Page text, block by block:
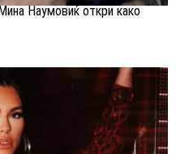
Наумовиќ откри како